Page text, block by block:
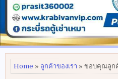
Home » ลูกค้าของเรา » ขอบคุณลูก